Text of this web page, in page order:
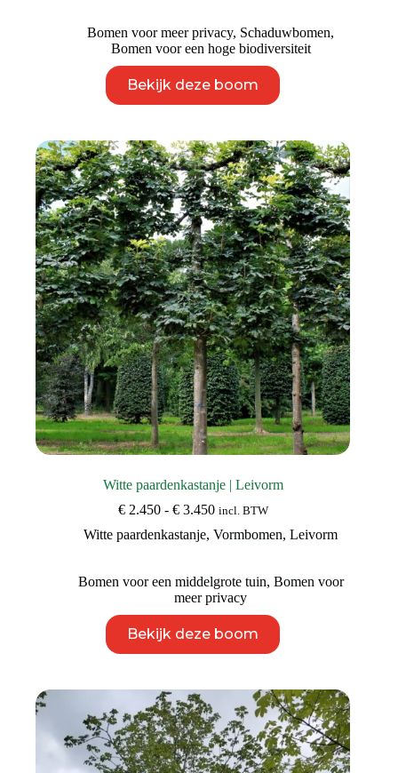
Bomen voor meer privacy, Schaduwbomen,
Bomen voor een hoge biodiversiteit
Bekijk deze boom
product
heeft
Deze
optie
kan
gekozen
worden
op
de
productpagina
Witte paardenkastanje | Leivorm
€2.450 - €3.450Prijsklasse:
tot
incl. BTW
Witte paardenkastanje,Vormbomen,Leivorm
Bomen voor een middelgrote tuin, Bomen voor
meer privacy
Bekijk deze boom
product
heeft
Deze
optie
kan
gekozen
worden